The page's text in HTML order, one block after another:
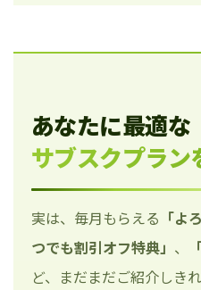
あなたに最適な
サブスクプラン
実は、毎月もらえる 「よ
つでも割引オフ特典」 、
ど、まだまだご紹介しき